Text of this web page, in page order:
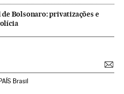
Bolsonaro: privatizações e
Brasil